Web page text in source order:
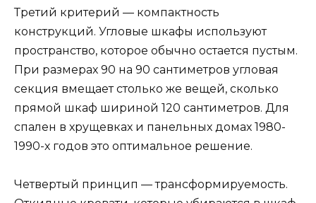
Третий критерий — компактность
конструкций. Угловые шкафы используют
пространство, которое обычно остается пустым.
При размерах 90 на 90 сантиметров угловая
секция вмещает столько же вещей, сколько
прямой шкаф шириной 120 сантиметров. Для
спален в хрущевках и панельных домах 1980-
1990-х годов это оптимальное решение.
Четвертый принцип — трансформируемость.